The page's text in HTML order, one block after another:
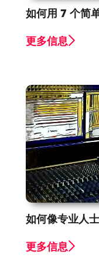
如何用 7 个简
更多信息
如何像专业人
更多信息